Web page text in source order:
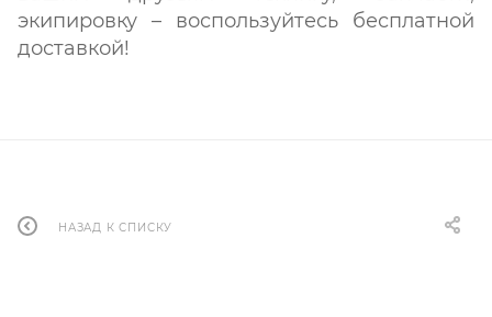
экипировку – воспользуйтесь бесплатной
доставкой!
НАЗАД К СПИСКУ